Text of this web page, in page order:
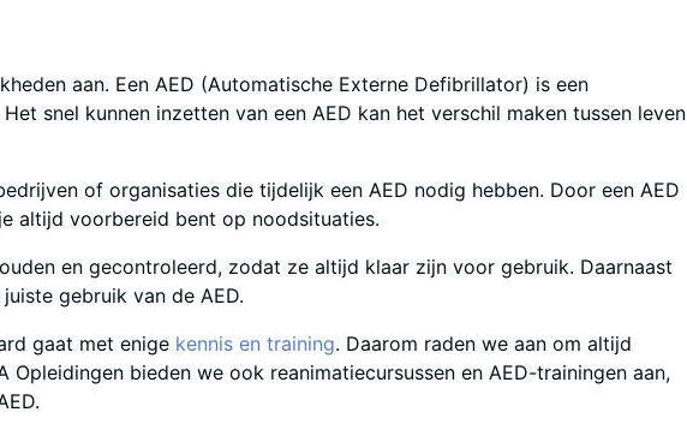
aan. Een AED (Automatische Externe Defibrillator) is een
snel kunnen inzetten van een AED kan het verschil maken tussen leven
of organisaties die tijdelijk een AED nodig hebben. Door een AED
altijd voorbereid bent op noodsituaties.
en gecontroleerd, zodat ze altijd klaar zijn voor gebruik. Daarnaast
gebruik van de AED.
gaat met enige kennis en training. Daarom raden we aan om altijd
bieden we ook reanimatiecursussen en AED-trainingen aan,